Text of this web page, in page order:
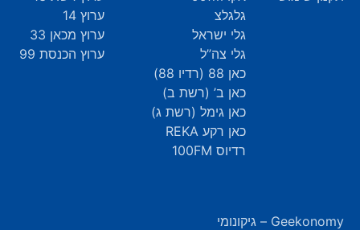
גלגלצ
גלי ישראל
גלי צה”ל
כאן 88 (רדיו 88)
כאן ב’ (רשת ב)
כאן גימל (רשת ג)
כאן רקע REKA
רדיוס 100FM
ערוץ 14
ערוץ מכאן 33
ערוץ הכנסת 99
Geekonomy – גיקונומי